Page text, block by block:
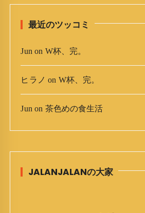
最近のツッコミ
Jun on W杯、完。
ヒラノ on W杯、完。
Jun on 茶色めの食生活
JALANJALANの大家